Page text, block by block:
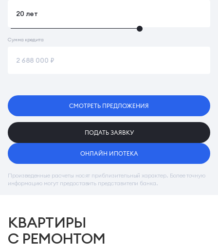
Сумма кредита
СМОТРЕТЬ ПРЕДЛОЖЕНИЯ
ПОДАТЬ ЗАЯВКУ
ОНЛАЙН ИПОТЕКА
Произведенные расчеты носят приблизительный характер. Более точную
информацию могут предоставить представители банка.
КВАРТИРЫ
С РЕМОНТОМ